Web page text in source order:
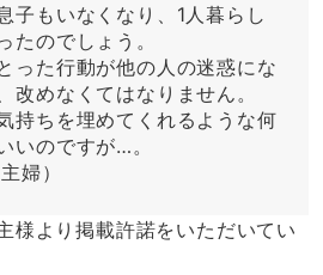
子もいなくなり、1人暮らし
たのでしょう。
った行動が他の人の迷惑にな
改めなくてはなりません。
持ちを埋めてくれるような何
いのですが…。
婦）
様より掲載許諾をいただいてい